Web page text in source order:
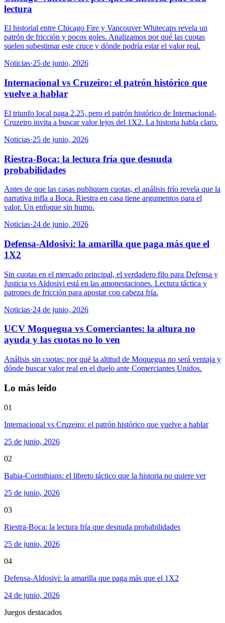
lectura
El historial entre Chicago Fire y Vancouver Whitecaps revela un
patrón de fricción y pocos goles. Analizamos por qué las cuotas
suelen subestimar este cruce y dónde podría estar el valor real.
Noticias·25 de junio, 2026
Internacional vs Cruzeiro: el patrón histórico que
vuelve a hablar
El triunfo local paga 2.25, pero el patrón histórico de Internacional-
Cruzeiro invita a buscar valor lejos del 1X2. La historia habla claro.
Noticias·25 de junio, 2026
Riestra-Boca: la lectura fría que desnuda
probabilidades
Antes de que las casas publiquen cuotas, el análisis frío revela que la
narrativa infla a Boca. Riestra en casa tiene argumentos para el
valor. Un enfoque sin humo.
Noticias·24 de junio, 2026
Defensa-Aldosivi: la amarilla que paga más que el
1X2
Sin cuotas en el mercado principal, el verdadero filo para Defensa y
Justicia vs Aldosivi está en las amonestaciones. Lectura táctica y
patrones de fricción para apostar con cabeza fría.
Noticias·24 de junio, 2026
UCV Moquegua vs Comerciantes: la altura no
ayuda y las cuotas no lo ven
Análisis sin cuotas: por qué la altitud de Moquegua no será ventaja y
dónde buscar valor real en el duelo ante Comerciantes Unidos.
Lo más leído
01
Internacional vs Cruzeiro: el patrón histórico que vuelve a hablar
25 de junio, 2026
02
Bahia-Corinthians: el libreto táctico que la historia no quiere ver
25 de junio, 2026
03
Riestra-Boca: la lectura fría que desnuda probabilidades
25 de junio, 2026
04
Defensa-Aldosivi: la amarilla que paga más que el 1X2
24 de junio, 2026
Juegos destacados